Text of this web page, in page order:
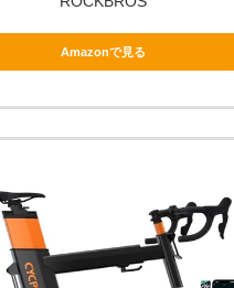
Amazonで見る